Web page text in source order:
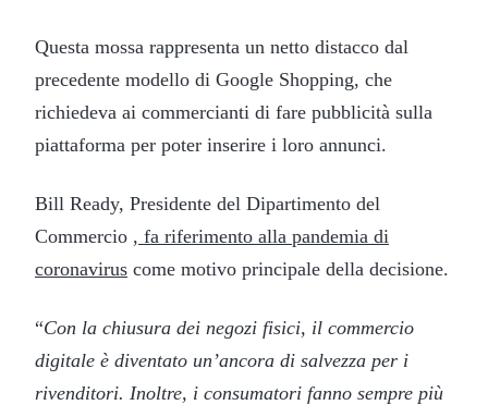
Questa mossa rappresenta un netto distacco dal
precedente modello di Google Shopping, che
richiedeva ai commercianti di fare pubblicità sulla
piattaforma per poter inserire i loro annunci.
Bill Ready, Presidente del Dipartimento del
Commercio , fa riferimento alla pandemia di
coronavirus come motivo principale della decisione.
“Con la chiusura dei negozi fisici, il commercio
digitale è diventato un’ancora di salvezza per i
rivenditori. Inoltre, i consumatori fanno sempre più